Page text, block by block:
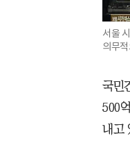
서울
의무
국민
500
내고